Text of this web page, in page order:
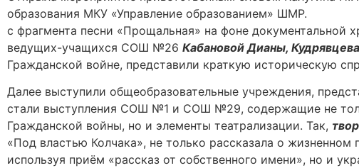
образования МКУ «Управление
с фрагмента песни «Прощальная» на фоне документальной
ведущих-учащихся СОШ №26 Кабановой Дианы,
Гражданской войне, представили краткую историческую
Далее выступили общеобразовательные учреждения,
стали выступления СОШ №1 и СОШ №29, содержащие не
Гражданской войны, но и элементы театрализации. Так,
«Под властью Колчака», не только рассказала о
используя приём «рассказ от собственного имени», но и